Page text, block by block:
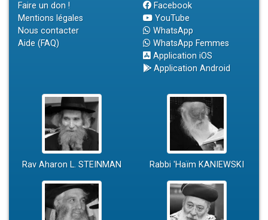
Faire un don !
Mentions légales
Nous contacter
Aide (FAQ)
Facebook
YouTube
WhatsApp
WhatsApp Femmes
Application iOS
Application Android
Rav Aharon L. STEINMAN Rabbi 'Haïm KANIEWSKI